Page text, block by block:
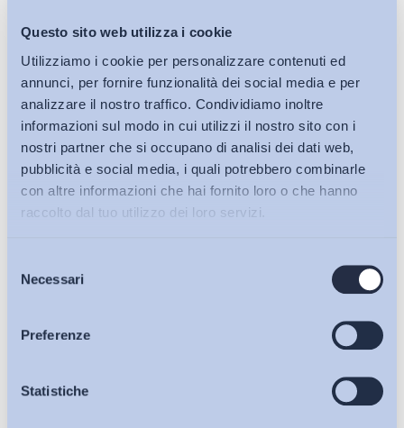
Questo sito web utilizza i cookie
Utilizziamo i cookie per personalizzare contenuti ed
annunci, per fornire funzionalità dei social media e per
analizzare il nostro traffico. Condividiamo inoltre
informazioni sul modo in cui utilizzi il nostro sito con i
nostri partner che si occupano di analisi dei dati web,
pubblicità e social media, i quali potrebbero combinarle
con altre informazioni che hai fornito loro o che hanno
raccolto dal tuo utilizzo dei loro servizi.
delNecessari
Preferenze
Statistiche
Bollettini ADAPT
Articoli
Osservatori
Ho letto e Accetto il trattamento dei dati personali descritti
sulla pagina della